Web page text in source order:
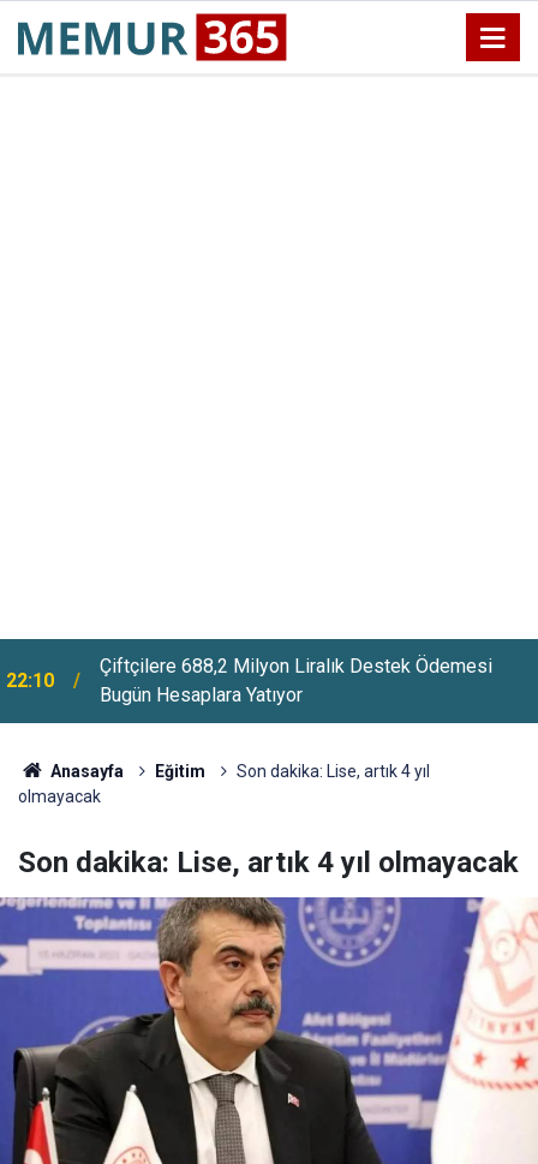
21:46
Meteoroloji'den Hafta Sonu Uyarısı: Sağanak Yağış
ve Kuvvetli Rüzgar Etkili Olacak
Anasayfa Eğitim
Son dakika: Lise, artık 4 yıl
olmayacak
Son dakika: Lise, artık 4 yıl olmayacak